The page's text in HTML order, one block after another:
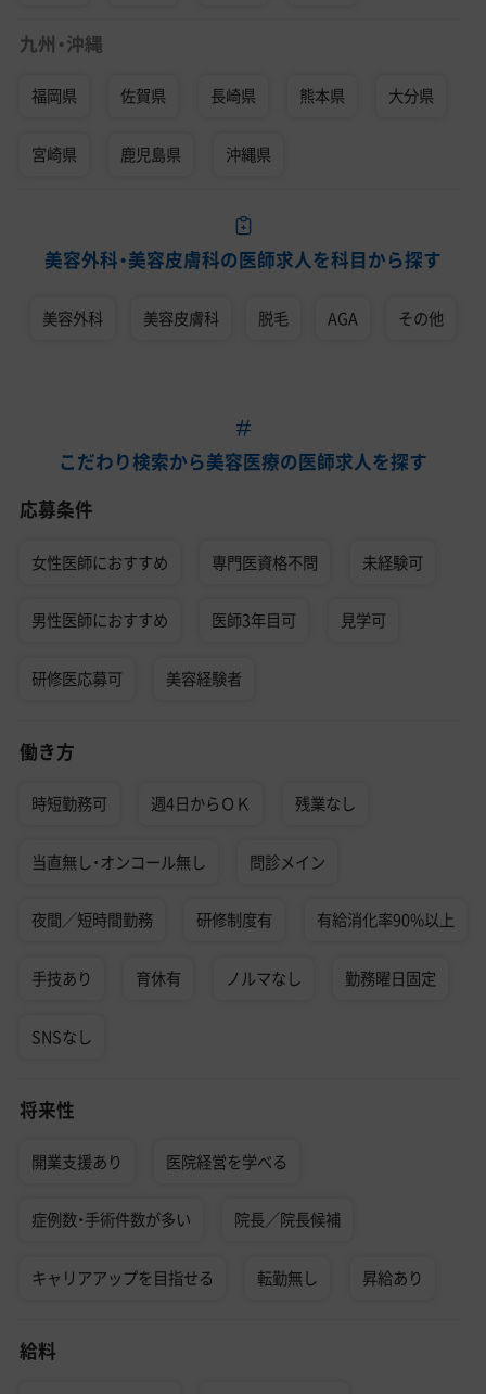
九州・沖縄
福岡県 佐賀県 長崎県 熊本県 大分県
宮崎県 鹿児島県 沖縄県
美容外科・美容皮膚科の医師求人を科目から探す
美容外科 美容皮膚科 脱毛 AGA その他
こだわり検索から美容医療の医師求人を探す
応募条件
女性医師におすすめ 専門医資格不問 未経験可
男性医師におすすめ 医師3年目可 見学可
研修医応募可 美容経験者
働き方
時短勤務可 週4日からＯＫ 残業なし
当直無し・オンコール無し 問診メイン
夜間／短時間勤務 研修制度有 有給消化率90%以上
手技あり 育休有 ノルマなし 勤務曜日固定
SNSなし
将来性
開業支援あり 医院経営を学べる
症例数・手術件数が多い 院長／院長候補
キャリアアップを目指せる 転勤無し 昇給あり
給料